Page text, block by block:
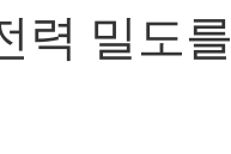
력 밀도